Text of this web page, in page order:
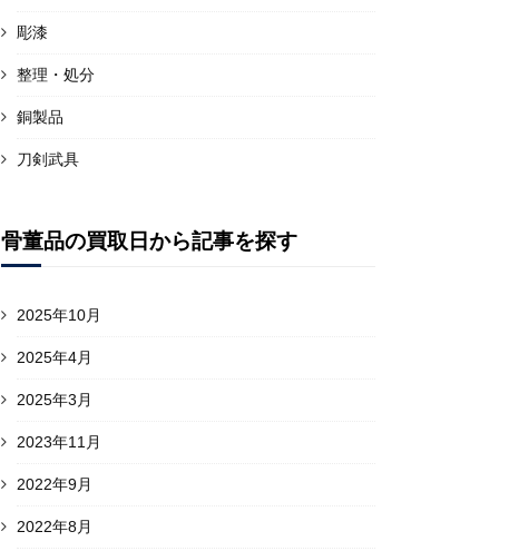
彫漆
整理・処分
銅製品
刀剣武具
骨董品の買取日から記事を探す
2025年10月
2025年4月
2025年3月
2023年11月
2022年9月
2022年8月